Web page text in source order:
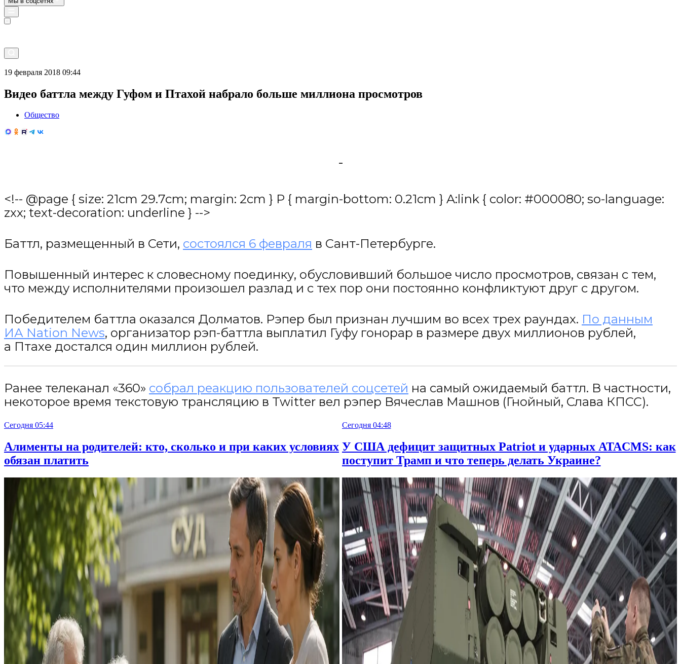
19 февраля 2018 09:44
Видео баттла между Гуфом и Птахой набрало больше миллиона просмотров
Общество
-
<!-- @page { size: 21cm 29.7cm; margin: 2cm } P { margin-bottom: 0.21cm } A:link { color: #000080; so-language:
zxx; text-decoration: underline } -->
Баттл, размещенный в Сети, состоялся 6 февраля в Сант-Петербурге.
Повышенный интерес к словесному поединку, обусловивший большое число просмотров, связан с тем,
что между исполнителями произошел разлад и с тех пор они постоянно конфликтуют друг с другом.
Победителем баттла оказался Долматов. Рэпер был признан лучшим во всех трех раундах. По данным
ИА Nation News, организатор рэп-баттла выплатил Гуфу гонорар в размере двух миллионов рублей,
а Птахе достался один миллион рублей.
Ранее телеканал «360» собрал реакцию пользователей соцсетей на самый ожидаемый баттл. В частности,
некоторое время текстовую трансляцию в Twitter вел рэпер Вячеслав Машнов (Гнойный, Слава КПСС).
Сегодня 05:44
Алименты на родителей: кто, сколько и при каких условиях
обязан платить
Сегодня 04:48
У США дефицит защитных Patriot и ударных ATACMS: как
поступит Трамп и что теперь делать Украине?